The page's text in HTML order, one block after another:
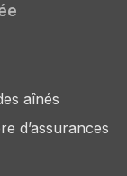
aînés
d’assurances